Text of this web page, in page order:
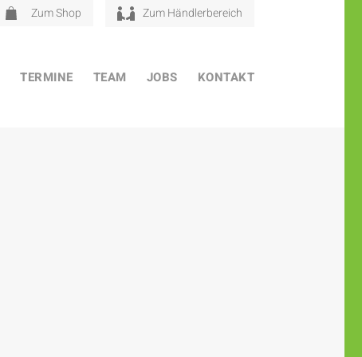
Zum Shop Zum Händlerbereich
TERMINE TEAM JOBS KONTAKT